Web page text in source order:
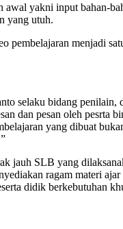
yakni input bahan-
yang utuh.
pembelajaran menjadi
selaku bidang
dan pesan oleh
yang dibuat
jauh SLB yang
ragam materi
didik berkebutuhan